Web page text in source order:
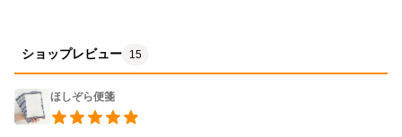
ショップレビュー 15
ほしぞら便箋